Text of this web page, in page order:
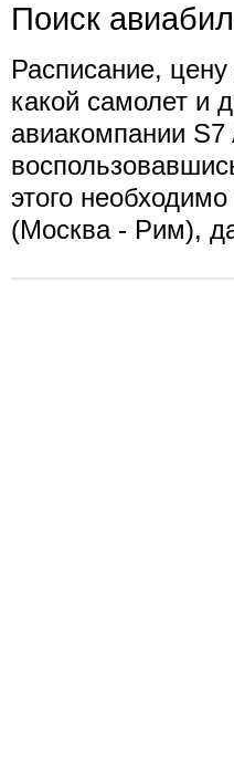
Поиск
Расписание,
какой самолет и
авиакомпании
этого
(Москва - Рим),